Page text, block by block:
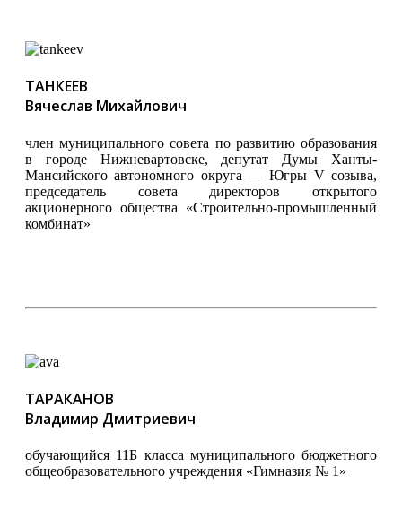
ТАНКЕЕВ
Вячеслав Михайлович
член муниципального совета по развитию образования
в городе Нижневартовске, депутат Думы Ханты-
Мансийского автономного округа — Югры V созыва,
председатель совета директоров открытого
акционерного общества «Строительно-промышленный
комбинат»
ТАРАКАНОВ
Владимир Дмитриевич
обучающийся 11Б класса муниципального бюджетного
общеобразовательного учреждения «Гимназия № 1»